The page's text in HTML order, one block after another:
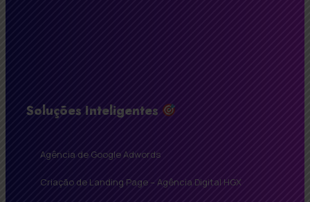
Soluções Inteligentes
Agência de Google Adwords
Criação de Landing Page – Agência Digital HGX